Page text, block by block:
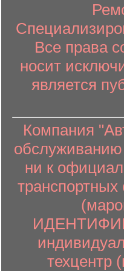
Все права
носит
является
Компания
ни к
транспортных
техцентр